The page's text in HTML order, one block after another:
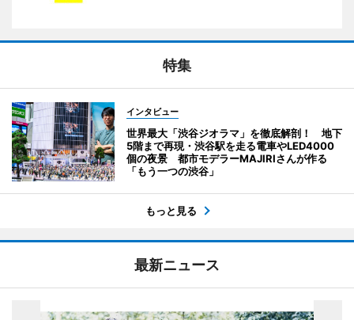
特集
インタビュー
世界最大「渋谷ジオラマ」を徹底解剖！ 地下
5階まで再現・渋谷駅を走る電車やLED4000
個の夜景 都市モデラーMAJIRIさんが作る
「もう一つの渋谷」
もっと見る
最新ニュース